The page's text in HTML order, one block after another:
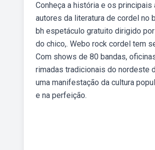
Conheça a história e os
autores da literatura de cordel no
bh espetáculo gratuito dirigido
do chico,. Webo rock cordel tem
Com shows de 80 bandas,
rimadas tradicionais do nordeste
uma manifestação da cultura
e na perfeição.